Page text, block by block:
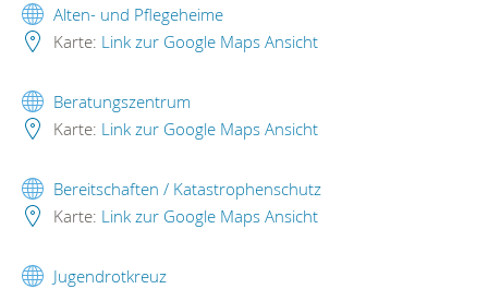
Alten- und Pflegeheime
Karte: Link zur Google Maps Ansicht
Beratungszentrum
Karte: Link zur Google Maps Ansicht
Bereitschaften / Katastrophenschutz
Karte: Link zur Google Maps Ansicht
Jugendrotkreuz